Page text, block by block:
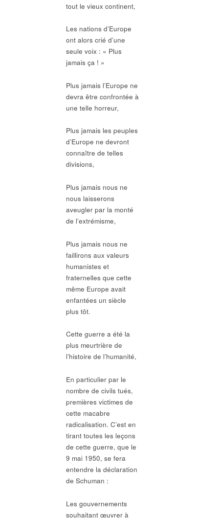
tout le vieux continent,
Les nations d’Europe
ont alors crié d’une
seule voix : « Plus
jamais ça ! »
Plus jamais l’Europe ne
devra être confrontée à
une telle horreur,
Plus jamais les peuples
d’Europe ne devront
connaître de telles
divisions,
Plus jamais nous ne
nous laisserons
aveugler par la monté
de l’extrémisme,
Plus jamais nous ne
faillirons aux valeurs
humanistes et
fraternelles que cette
même Europe avait
enfantées un siècle
plus tôt.
Cette guerre a été la
plus meurtrière de
l’histoire de l’humanité,
En particulier par le
nombre de civils tués,
premières victimes de
cette macabre
radicalisation. C’est en
tirant toutes les leçons
de cette guerre, que le
9 mai 1950, se fera
entendre la déclaration
de Schuman :
Les gouvernements
souhaitant œuvrer à